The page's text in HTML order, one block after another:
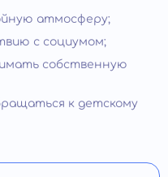
атмосферу;
с социумом;
собственную
к детскому